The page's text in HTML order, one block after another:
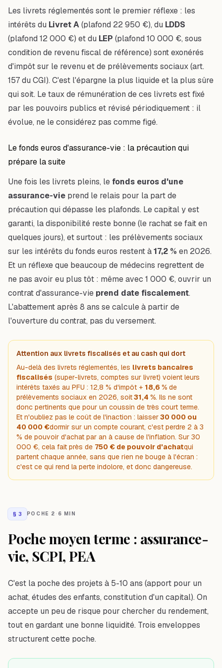
Les livrets réglementés sont le premier réflexe : les
intérêts du Livret A(plafond 22 950 €), du LDDS
(plafond 12 000 €) et du LEP (plafond 10 000 €, sous
condition de revenu fiscal de référence) sont exonérés
d'impôt sur le revenu et de prélèvements sociaux (art.
157 du CGI). C'est l'épargne la plus liquide et la plus sûre
qui soit. Le taux de rémunération de ces livrets est fixé
par les pouvoirs publics et révisé périodiquement : il
évolue, ne le considérez pas comme figé.
Le fonds euros d'assurance-vie : la précaution qui
prépare la suite
Une fois les livrets pleins, le fonds euros d'une
assurance-vie prend le relais pour la part de
précaution qui dépasse les plafonds. Le capital y est
garanti, la disponibilité reste bonne (le rachat se fait en
quelques jours), et surtout : les prélèvements sociaux
sur les intérêts du fonds euros restent à17,2 % en 2026.
Et un réflexe que beaucoup de médecins regrettent de
ne pas avoir eu plus tôt : même avec 1 000 €, ouvrir un
contrat d'assurance-vie prend date fiscalement.
L'abattement après 8 ans se calcule à partir de
l'ouverture du contrat, pas du versement.
Attention aux livrets fiscalisés et au cash qui dort
Au-delà des livrets réglementés, les livrets bancaires
fiscalisés (super-livrets, comptes sur livret) voient leurs
intérêts taxés au PFU : 12,8 % d'impôt + 18,6 % de
prélèvements sociaux en 2026, soit31,4 %. Ils ne sont
donc pertinents que pour un coussin de très court terme.
Et n'oubliez pas le coût de l'inaction : laisser30 000 ou
40 000 €dormir sur un compte courant, c'est perdre 2 à 3
% de pouvoir d'achat par an à cause de l'inflation. Sur 30
000 €, cela fait près de 750 € de pouvoir d'achatqui
partent chaque année, sans que rien ne bouge à l'écran :
c'est ce qui rend la perte indolore, et donc dangereuse.
§ 3 POCHE 2 · 6 MIN
Poche moyen terme : assurance-
vie, SCPI, PEA
C'est la poche des projets à 5-10 ans (apport pour un
achat, études des enfants, constitution d'un capital). On
accepte un peu de risque pour chercher du rendement,
tout en gardant une bonne liquidité. Trois enveloppes
structurent cette poche.